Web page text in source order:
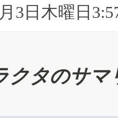
3日木曜日
クタのサマ